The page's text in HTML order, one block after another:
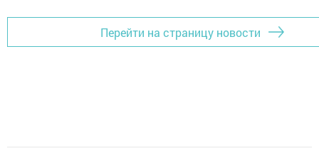
Перейти на страницу новости